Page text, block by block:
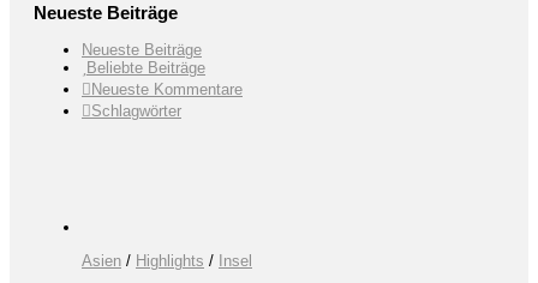
Neueste Beiträge
Neueste Beiträge
Beliebte Beiträge
Neueste Kommentare
Schlagwörter
Asien / Highlights / Insel